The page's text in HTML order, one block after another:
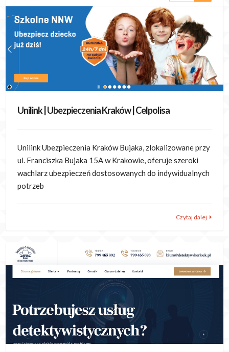
Unilink | Ubezpieczenia Kraków | Celpolisa
Unilink Ubezpieczenia Kraków Bujaka, zlokalizowane przy
ul. Franciszka Bujaka 15A w Krakowie, oferuje szeroki
wachlarz ubezpieczeń dostosowanych do indywidualnych
potrzeb
Czytaj dalej